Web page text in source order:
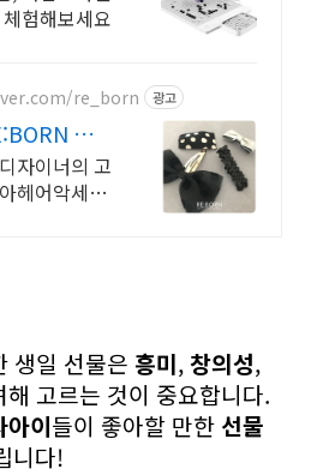
험해보세요
re_born 광고
단
본핀
자이너의 고
헤어악세서
생일 선물은 흥미,창의성,
해 고르는 것이 중요합니다.
이들이 좋아할 만한 선물
니다!